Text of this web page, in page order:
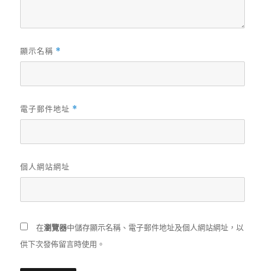
顯示名稱 *
電子郵件地址 *
個人網站網址
在瀏覽器中儲存顯示名稱、電子郵件地址及個人網站網址，以
供下次發佈留言時使用。